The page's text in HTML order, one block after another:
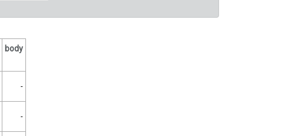
body
-
-